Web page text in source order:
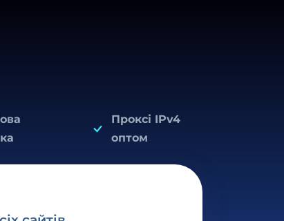
Проксі IPv4
оптом